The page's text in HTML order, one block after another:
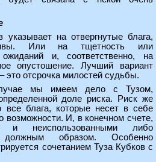
указывает на отвергнутые блага,
Или на тщетность или
и, соответственно, на
опустошение. Лучший вариант
это отсрочка милостей судьбы.
мы имеем дело с Тузом,
доле риска. Риск же
все блага, которые несет в себе
возможности. И, в конечном счете,
и неиспользованными либо
образом. Особенно
сочетанием Туза Кубков с